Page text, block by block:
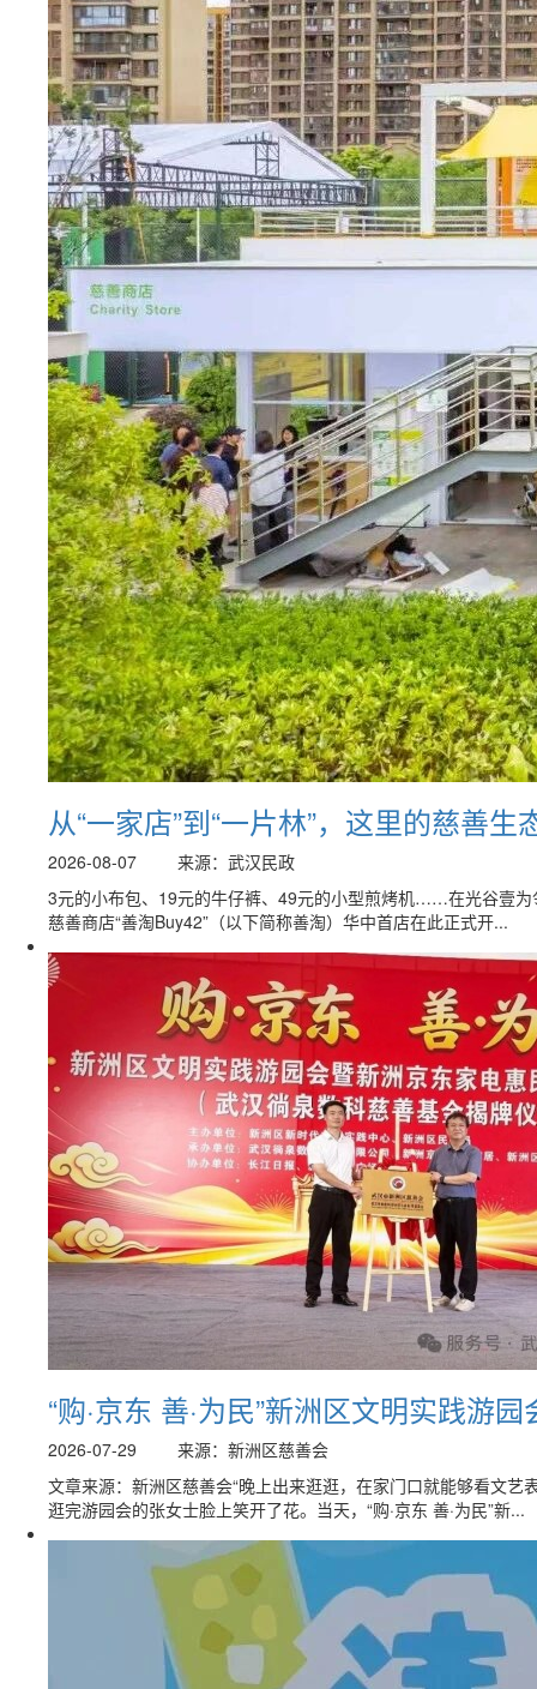
从“一家店”到“一片林”，这里的慈善
2026-08-07
来源：武汉民政
3元的小布包、19元的牛仔裤、49元的小型煎烤机……在光谷壹为
慈善商店“善淘Buy42”（以下简称善淘）华中首店在此正式开...
“购·京东 善·为民”新洲区文明实践游
2026-07-29
来源：新洲区慈善会
文章来源：新洲区慈善会“晚上出来逛逛，在家门口就能够看文
逛完游园会的张女士脸上笑开了花。当天，“购·京东 善·为民”新...